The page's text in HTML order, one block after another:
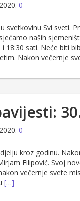
0
svetkovinu Svi sveti.
naših
i 18:30 sati. Neće biti
Nakon večernje
0
kroz godinu.
Filipović. Svoj
večernje svete
[…]